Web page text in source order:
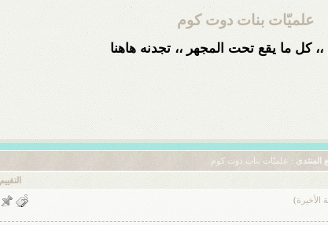
علميّات بنات دوت كوم
،، كل ما يقع تحت المجهر ،، تجدنه هاهنا
المنتدى : علميّات بنات دوت كوم
التقييم
الأخيرة)